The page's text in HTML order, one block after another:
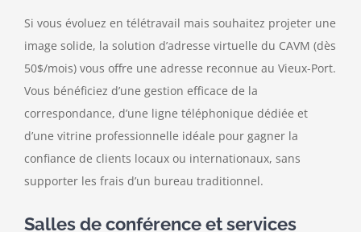
Si vous évoluez en télétravail mais souhaitez projeter une
image solide, la solution d’adresse virtuelle du CAVM (dès
50$/mois) vous offre une adresse reconnue au Vieux-Port.
Vous bénéficiez d’une gestion efficace de la
correspondance, d’une ligne téléphonique dédiée et
d’une vitrine professionnelle idéale pour gagner la
confiance de clients locaux ou internationaux, sans
supporter les frais d’un bureau traditionnel.
Salles de conférence et services